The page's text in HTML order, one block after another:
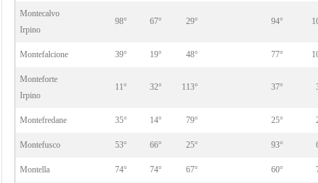
Montecalvo
Irpino
98° 67° 29° 94°
Montefalcione 39° 19° 48° 77°
Monteforte
Irpino
11° 32° 113° 37°
Montefredane 35° 14° 79° 25°
Montefusco 53° 66° 25° 93°
Montella 74° 74° 67° 60°